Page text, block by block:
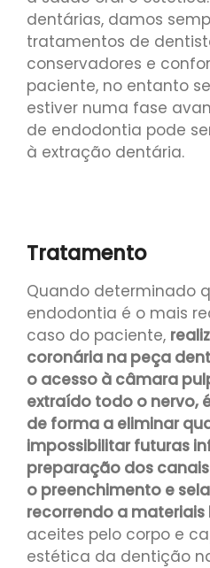
dentárias, damos
tratamentos de
conservadores e
paciente, no entanto
estiver numa fase
de endodontia pode
à extração dentária.
Tratamento
Quando determinado
endodontia é o mais
caso do paciente,
coronária na peça
o acesso à câmara
extraído todo o nervo,
de forma a eliminar
impossibilitar futuras
preparação dos
o preenchimento e
recorrendo a
aceites pelo corpo e
estética da dentição